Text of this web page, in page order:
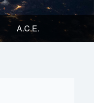
A.C.E.